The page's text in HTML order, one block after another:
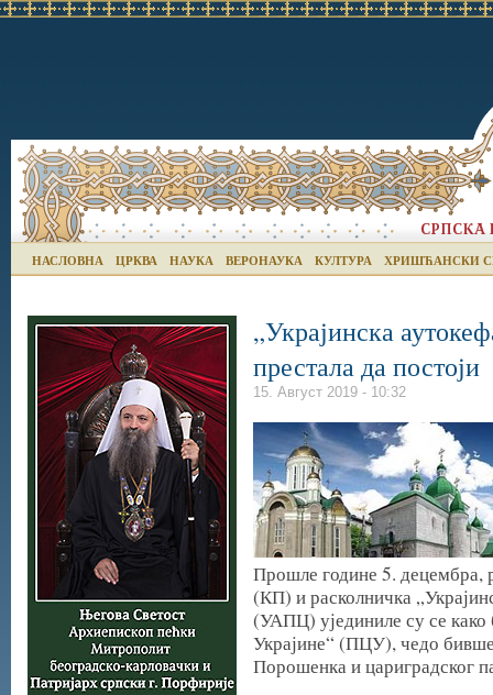
НАСЛОВНА ЦРКВА НАУКА ВЕРОНАУКА КУЛТУРА ХРИШЋАНСКИ
„Украјинска
престала да постоји
15. Август 2019 - 10:32
Прошле године 5. децембра,
(КП) и расколничка
(УАПЦ) ујединиле су се како
Украјине“ (ПЦУ), чедо
Порошенка и цариградског